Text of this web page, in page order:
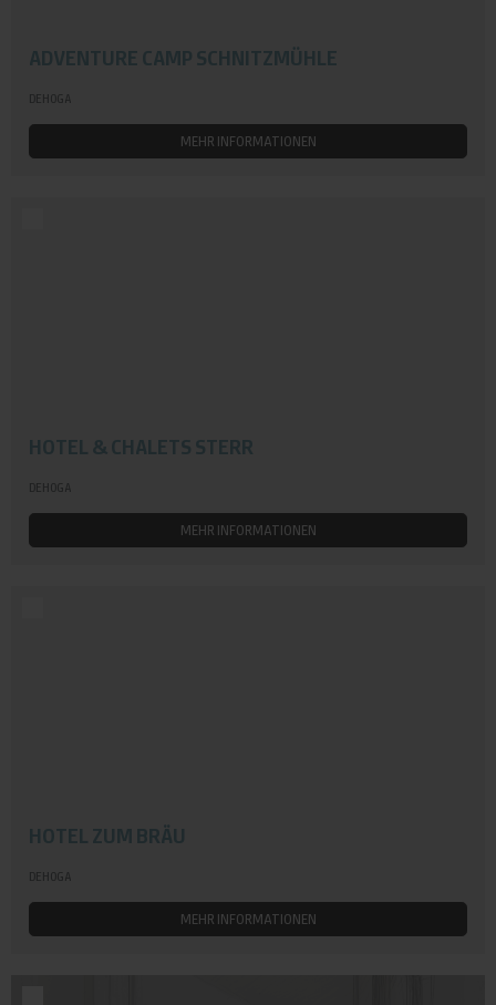
ADVENTURE CAMP SCHNITZMÜHLE
DEHOGA
MEHR INFORMATIONEN
HOTEL & CHALETS STERR
DEHOGA
MEHR INFORMATIONEN
HOTEL ZUM BRÄU
DEHOGA
MEHR INFORMATIONEN